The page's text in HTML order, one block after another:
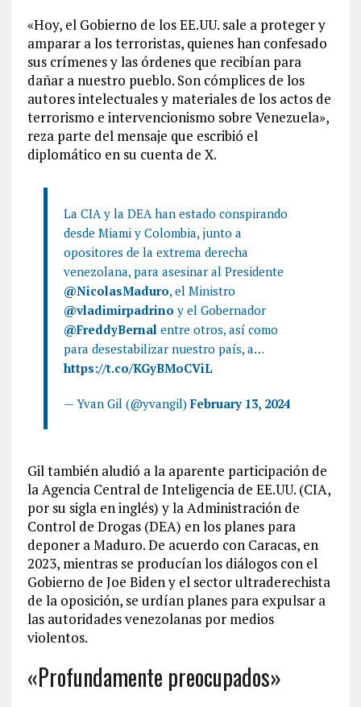
«Hoy, el Gobierno de los EE.UU. sale a proteger y
amparar a los terroristas, quienes han confesado
sus crímenes y las órdenes que recibían para
dañar a nuestro pueblo. Son cómplices de los
autores intelectuales y materiales de los actos de
terrorismo e intervencionismo sobre Venezuela»,
reza parte del mensaje que escribió el
diplomático en su cuenta de X.
La CIA y la DEA han estado conspirando
desde Miami y Colombia, junto a
opositores de la extrema derecha
venezolana, para asesinar al Presidente
@NicolasMaduro, el Ministro
@vladimirpadrino y el Gobernador
@FreddyBernalentre otros, así como
para desestabilizar nuestro país, a…
https://t.co/KGyBMoCViL
— Yvan Gil (@yvangil) February 13, 2024
Gil también aludió a la aparente participación de
la Agencia Central de Inteligencia de EE.UU. (CIA,
por su sigla en inglés) y la Administración de
Control de Drogas (DEA) en los planes para
deponer a Maduro. De acuerdo con Caracas, en
2023, mientras se producían los diálogos con el
Gobierno de Joe Biden y el sector ultraderechista
de la oposición, se urdían planes para expulsar a
las autoridades venezolanas por medios
violentos.
«Profundamente preocupados»